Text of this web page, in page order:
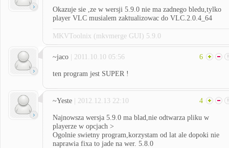
Okazuje sie ,ze w wersji 5.9.0 nie ma zadnego bledu,tylko
player VLC musialem zaktualizowac do VLC.2.0.4_64
MKVToolnix (mkvmerge GUI) 5.9.0
~jaco | 2011.10.10 05:56 6
ten program jest SUPER !
~Yeste | 2012.12.13 22:10 4
Najnowsza wersja 5.9.0 ma blad,nie odtwarza pliku w
playerze w opcjach >
Ogolnie swietny program,korzystam od lat ale dopoki nie
naprawia fixa to jade na wer. 5.8.0